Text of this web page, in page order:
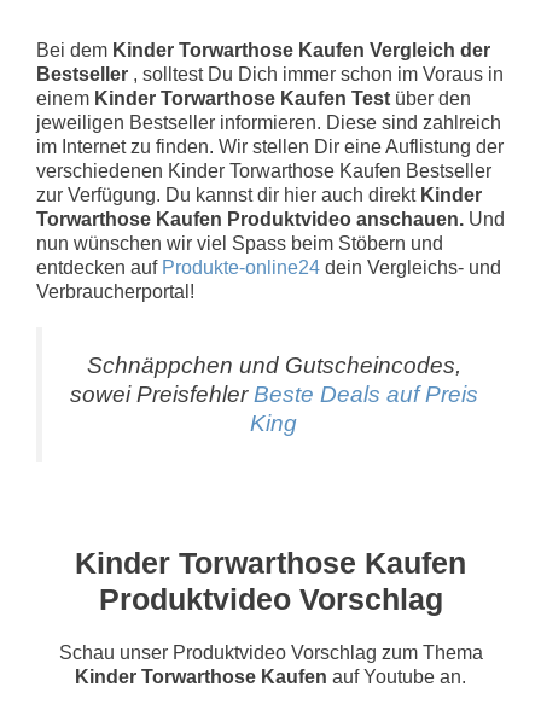
Bei dem Kinder Torwarthose Kaufen Vergleich der
Bestseller , solltest Du Dich immer schon im Voraus in
einem Kinder Torwarthose Kaufen Test über den
jeweiligen Bestseller informieren. Diese sind zahlreich
im Internet zu finden. Wir stellen Dir eine Auflistung der
verschiedenen Kinder Torwarthose Kaufen Bestseller
zur Verfügung. Du kannst dir hier auch direkt Kinder
Torwarthose Kaufen Produktvideo anschauen. Und
nun wünschen wir viel Spass beim Stöbern und
entdecken auf Produkte-online24 dein Vergleichs- und
Verbraucherportal!
Schnäppchen und Gutscheincodes,
sowei Preisfehler Beste Deals auf Preis
King
Kinder Torwarthose Kaufen
Produktvideo Vorschlag
Schau unser Produktvideo Vorschlag zum Thema
Kinder Torwarthose Kaufen auf Youtube an.